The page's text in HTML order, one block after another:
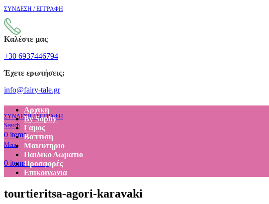
ΣΥΝΔΕΣΗ / ΕΓΓΡΑΦΗ
Καλέστε μας
+30 6937446794
Έχετε ερωτήσεις;
info@fairy-tale.gr
ΣΥΝΔΕΣΗ / ΕΓΓΡΑΦΗ
Search
0 items €0.00
Menu
0 items €0.00
Αρχικη
By Sophy
Γαμος
Βαπτιση
Μαιευτηριο
Παιδικο Δωματιο
Προσφορές
Επικοινωνια
tourtieritsa-agori-karavaki